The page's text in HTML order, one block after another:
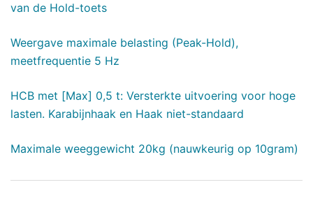
van de Hold-toets
Weergave maximale belasting (Peak-Hold),
meetfrequentie 5 Hz
HCB met [Max] 0,5 t: Versterkte uitvoering voor hoge
lasten. Karabijnhaak en Haak niet-standaard
Maximale weeggewicht 20kg (nauwkeurig op 10gram)